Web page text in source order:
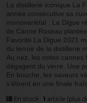
La distillerie iconique La
année consécutive sa
monovariétal : La Digue
de Canne Roseau
Favorite La Digue 2021
du terroir de la distillerie
Au nez, les notes
dégagent du verre. Une
En bouche, les saveurs
s’étirent en une finale
En stock : 1 article(plus